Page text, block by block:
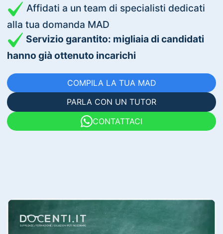
Affidati a un team di specialisti dedicati
alla tua domanda MAD
Servizio garantito: migliaia di candidati
hanno già ottenuto incarichi
COMPILA LA TUA MAD
PARLA CON UN TUTOR
CONTATTACI